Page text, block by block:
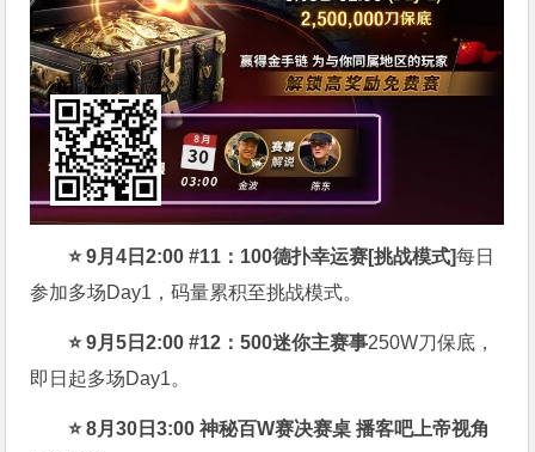
⭐ 9月4日2:00 #11：100德扑幸运赛[挑战模式]每日
参加多场Day1，码量累积至挑战模式。
⭐ 9月5日2:00 #12：500迷你主赛事250W刀保底，
即日起多场Day1。
⭐8月30日3:00 神秘百W赛决赛桌 播客吧上帝视角